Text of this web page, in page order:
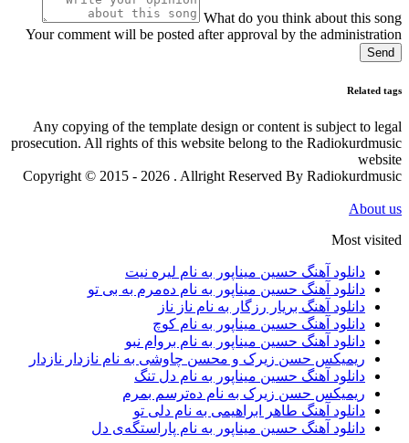
What do you think about this song
Your comment will be posted after approval by the administration
Send
Related tags
Any copying of the template design or content is subject to legal
prosecution. All rights of this website belong to the Radiokurdmusic
website
Copyright © 2015 - 2026 . Allright Reserved By Radiokurdmusic
About us
Most visited
دانلود آهنگ حسین میناپور به نام لیره نیت
دانلود آهنگ حسین میناپور به نام دەمرم بە بی تو
دانلود آهنگ بریار رزگار به نام ناز ناز
دانلود آهنگ حسین میناپور به نام کوچ
دانلود آهنگ حسین میناپور به نام بروام نبو
ریمیکس حسن زیرک و محسن چاوشی به نام نازدار نازدار
دانلود آهنگ حسین میناپور به نام دل تنگ
ریمیکس حسن زیرک به نام دەترسم بمرم
دانلود آهنگ طاهر ابراهیمی به نام دلی تو
دانلود آهنگ حسین میناپور به نام پاراستگەی دل